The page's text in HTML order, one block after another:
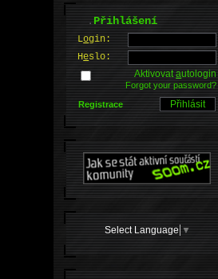
.Přihlášení
Login:
Heslo:
Aktivovatautologin
Forgot your password?
Registrace
Select Language ▼